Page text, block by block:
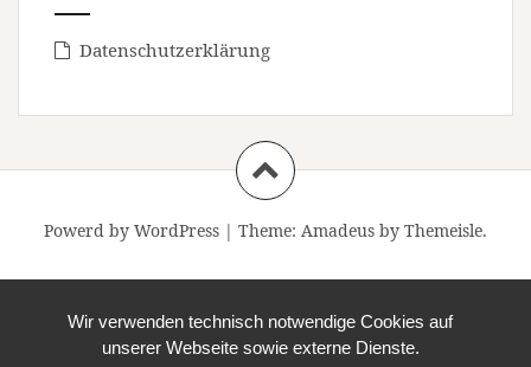
Datenschutzerklärung
Powerd by WordPress | Theme: Amadeus by Themeisle.
Wir verwenden technisch notwendige Cookies auf
unserer Webseite sowie externe Dienste.